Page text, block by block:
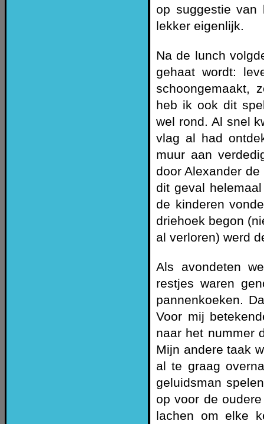
op suggestie van
lekker eigenlijk.
Na de lunch
gehaat wordt:
schoongemaakt,
heb ik ook dit
wel rond. Al snel
vlag al had
muur aan
door Alexander
dit geval
de kinderen
driehoek begon
al verloren) werd
Als avondeten
restjes waren
pannenkoeken.
Voor mij
naar het nummer
Mijn andere taak
al te graag
geluidsman
op voor de
lachen om elke